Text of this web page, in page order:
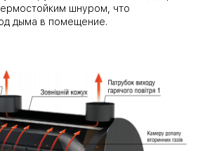
шнуром, что
дыма в помещение.